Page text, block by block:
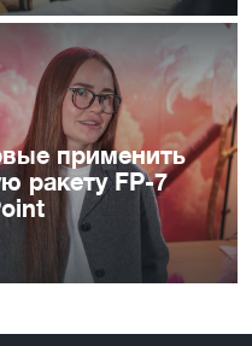
применить
ракету FP-7